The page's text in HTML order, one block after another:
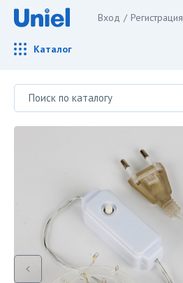
Вход / Регистрация
Каталог